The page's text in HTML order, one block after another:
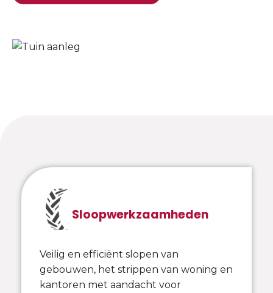
Sloopwerkzaamheden
Veilig en efficiënt slopen van
gebouwen, het strippen van woning en
kantoren met aandacht voor